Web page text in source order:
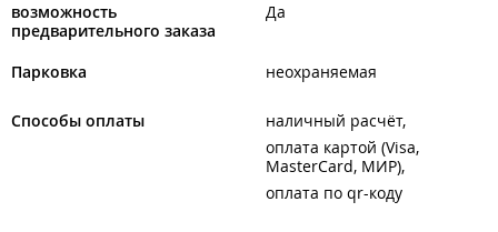
возможность
предварительного заказа
Да
Парковка неохраняемая
Способы оплаты
наличный расчёт
оплата картой (Visa,
MasterCard, МИР)
оплата по qr-коду